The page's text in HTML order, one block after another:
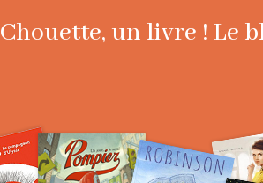
Chouette, un livre ! Le